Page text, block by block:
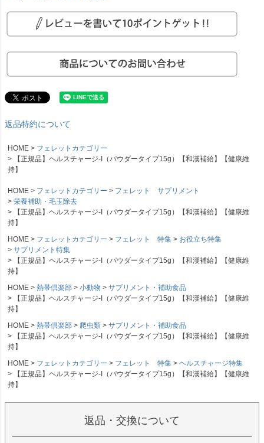
返品特約について
HOME
フェレットカテゴリー
【正規品】ヘルスチャージ-I（パウダータイプ15g）【和漢補給】【健康維
持】
HOME フェレットカテゴリー
フェレット サプリメント
栄養補助・毛玉除去
【正規品】ヘルスチャージ-I（パウダータイプ15g）【和漢補給】【健康維
持】
HOME
フェレットカテゴリー フェレット 特集
お役立ち特集
サプリメント特集
【正規品】ヘルスチャージ-I（パウダータイプ15g）【和漢補給】【健康維
持】
HOME
熱帯倶楽部 小動物
サプリメント・補助食品
【正規品】ヘルスチャージ-I（パウダータイプ15g）【和漢補給】【健康維
持】
HOME
熱帯倶楽部 爬虫類
サプリメント・補助食品
【正規品】ヘルスチャージ-I（パウダータイプ15g）【和漢補給】【健康維
持】
HOME
フェレットカテゴリー フェレット 特集
ヘルスチャージ特集
【正規品】ヘルスチャージ-I（パウダータイプ15g）【和漢補給】【健康維
持】
返品・交換について